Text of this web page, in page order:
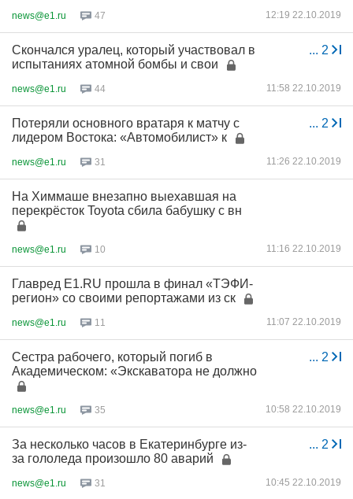
news@e1.ru 47 12:19 22.10.2019
... 2
Скончался уралец, который участвовал в
испытаниях атомной бомбы и свои
news@e1.ru 44 11:58 22.10.2019
... 2
Потеряли основного вратаря к матчу с
лидером Востока: «Автомобилист» к
news@e1.ru 31 11:26 22.10.2019
На Химмаше внезапно выехавшая на
перекрёсток Toyota сбила бабушку с вн
news@e1.ru 10 11:16 22.10.2019
Главред E1.RU прошла в финал «ТЭФИ-
регион» со своими репортажами из ск
news@e1.ru 11 11:07 22.10.2019
... 2
Сестра рабочего, который погиб в
Академическом: «Экскаватора не должно
news@e1.ru 35 10:58 22.10.2019
... 2
За несколько часов в Екатеринбурге из-
за гололеда произошло 80 аварий
news@e1.ru 31 10:45 22.10.2019